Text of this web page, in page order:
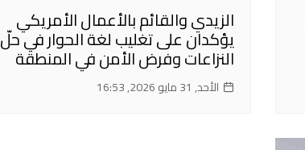
الزيدي والقائم بالأعمال الأمريكي
يؤكدان على تغليب لغة الحوار في حلّ
النزاعات وفرض الأمن في المنطقة
الأحد, 31 مايو 2026, 16:53